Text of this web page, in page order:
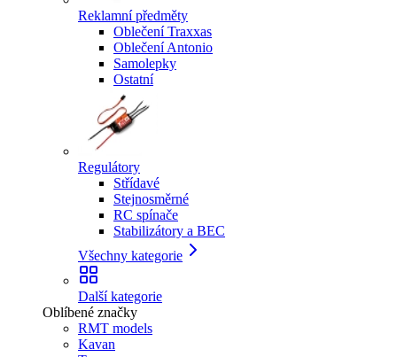
Reklamní předměty
Oblečení Traxxas
Oblečení Antonio
Samolepky
Ostatní
Regulátory
Střídavé
Stejnosměrné
RC spínače
Stabilizátory a BEC
Všechny kategorie
Další kategorie
Oblíbené značky
RMT models
Kavan